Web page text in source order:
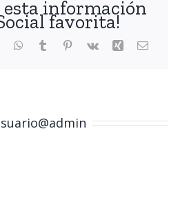
información
favorita!
Reddit WhatsApp
Tumblr Pinterest
Vk Xing Correo